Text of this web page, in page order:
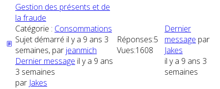
Gestion des présents et de
la fraude
Catégorie : Consommations
Sujet démarré il y a 9 ans 3
semaines, par jeanmich
Dernier message il y a 9 ans
3 semaines
par Jakes
Réponses:5
Vues:1608
Dernier
message par
Jakes
il y a 9 ans 3
semaines